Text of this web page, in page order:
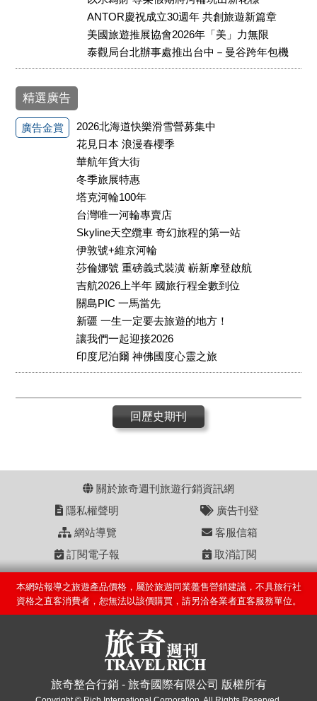
ANTOR慶祝成立30週年 共創旅遊新篇章
美國旅遊推展協會2026年「美」力無限
泰觀局台北辦事處推出台中－曼谷跨年包機
精選廣告
廣告金賞
2026北海道快樂滑雪營募集中
花見日本 浪漫春櫻季
華航年貨大街
冬季旅展特惠
塔克河輪100年
台灣唯一河輪專賣店
Skyline天空纜車 奇幻旅程的第一站
伊敦號+維京河輪
莎倫娜號 重磅義式裝潢 嶄新摩登啟航
吉航2026上半年 國旅行程全數到位
關島PIC 一馬當先
新疆 一生一定要去旅遊的地方！
讓我們一起迎接2026
印度尼泊爾 神佛國度心靈之旅
回歷史期刊
關於旅奇週刊旅遊行銷資訊網
隱私權聲明
廣告刊登
網站導覽
客服信箱
訂閱電子報
取消訂閱
本網站報導之旅遊產品價格，屬於旅遊同業躉售營銷建議，不具旅行社
資格之直客消費者，恕無法以該價購買，請另洽各業者直客服務單位。
旅奇整合行銷 - 旅奇國際有限公司 版權所有